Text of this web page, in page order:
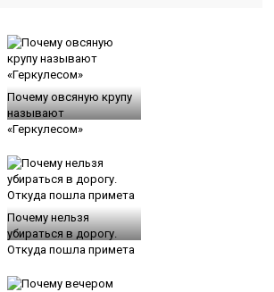
Почему овсяную крупу
называют
«Геркулесом»
Почему нельзя
убираться в дорогу.
Откуда пошла примета